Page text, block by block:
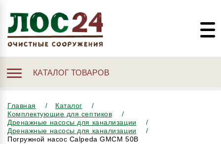
КАТАЛОГ ТОВАРОВ
Главная
Каталог
Комплектующие для септиков
Дренажные насосы для канализации
Дренажные насосы для канализации
Погружной насос Calpeda GMCM 50B